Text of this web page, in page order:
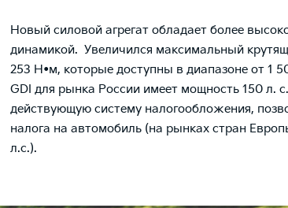
Новый силовой агрегат обладает более
динамикой. Увеличился максимальный
253 Н•м, которые доступны в диапазоне от 1
GDI для рынка России имеет мощность 150 л.
действующую систему налогообложения,
налога на автомобиль (на рынках стран
л.с.).